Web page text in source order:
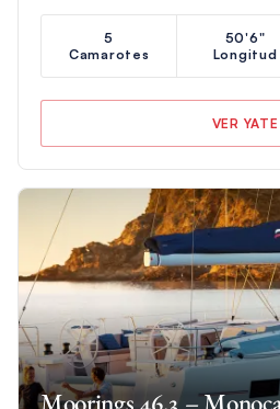
5
Camarotes
50'6"
Longitud
VER YATE
Moorings 46.3 –